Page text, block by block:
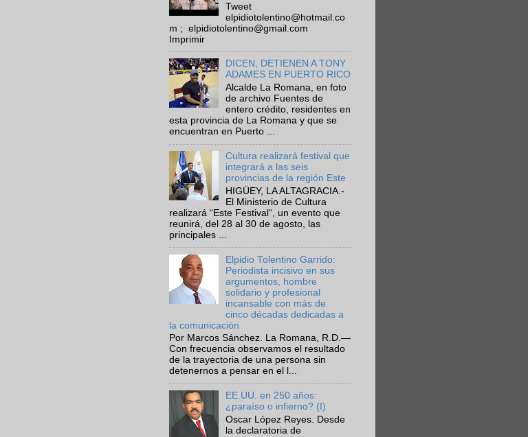
Tweet
elpidiotolentino@hotmail.co
m ; elpidiotolentino@gmail.com
Imprimir
DICEN, DETIENEN A TONY
ADAMES EN PUERTO RICO
Alcalde La Romana, en foto
de archivo Fuentes de
entero crédito, residentes en
esta provincia de La Romana y que se
encuentran en Puerto ...
Cultura realizará festival que
integrará a las seis
provincias de la región Este
HIGÜEY, LA ALTAGRACIA.-
El Ministerio de Cultura
realizará “Este Festival“, un evento que
reunirá, del 28 al 30 de agosto, las
principales ...
Elpidio Tolentino Garrido:
Periodista incisivo en sus
argumentos, hombre
solidario y profesional
incansable con más de
cinco décadas dedicadas a
la comunicación
Por Marcos Sánchez. La Romana, R.D.—
Con frecuencia observamos el resultado
de la trayectoria de una persona sin
detenernos a pensar en el l...
EE.UU. en 250 años:
¿paraíso o infierno? (I)
Oscar López Reyes. Desde
la declaratoria de